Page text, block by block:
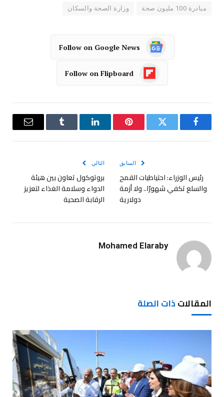
مبادرة 100 مليون صحة وزارة الصحة والسكان
Follow on Google News
Follow on Flipboard
فيسبوك تويتر بينتيريستلينكدإن Tumblr
البريد
السابق
رئيس الوزراء: احتياطيات القمح
والسلع تكفي شهورًا.. ولا أزمة
دولارية
التالي
بروتوكول تعاون بين هيئة
الدواء وسلامة الغذاء لتعزيز
الرقابة الصحية
Mohamed Elaraby
المقالاتذات الصلة